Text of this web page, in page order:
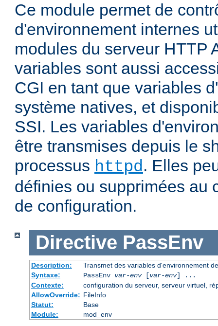
Ce module permet de
d'environnement internes
modules du serveur HTTP
variables sont aussi
CGI en tant que variables
système natives, et
SSI. Les variables
être transmises depuis le
processus httpd. Elles
définies ou supprimées au
de configuration.
Directive PassEnv
Description:
Transmet des variables d'environnement
Syntaxe:
PassEnv var-env[var-env] ...
Contexte:
configuration du serveur, serveur virtuel,
AllowOverride: FileInfo
Statut:
Base
Module:
mod_env